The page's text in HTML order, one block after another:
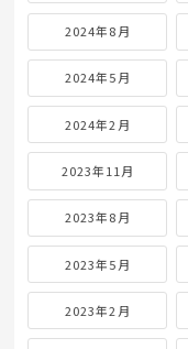
2024年8月
2024年5月
2024年2月
2023年11月
2023年8月
2023年5月
2023年2月